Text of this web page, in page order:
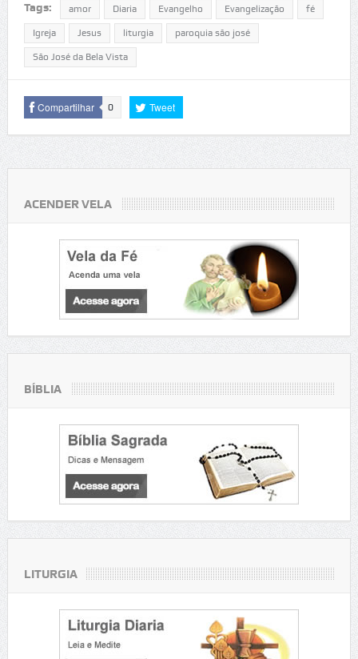
Tags: amor Diaria Evangelho Evangelização fé
Igreja Jesus liturgia paroquia são josé
São José da Bela Vista
Compartilhar 0 Tweet
ACENDER VELA
BÍBLIA
LITURGIA